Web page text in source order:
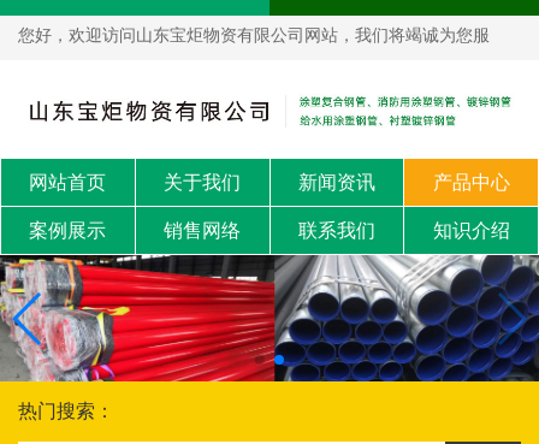
您好，欢迎访问山东宝炬物资有限公司网站，我们将竭诚为您服
务！
网站首页 关于我们 新闻资讯 产品中心
案例展示 销售网络 联系我们 知识介绍
热门搜索：